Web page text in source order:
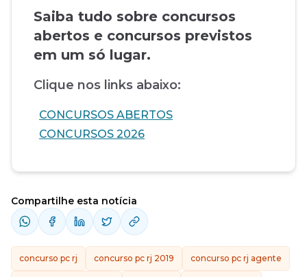
Saiba tudo sobre concursos
abertos e concursos previstos
em um só lugar.
Clique nos links abaixo:
CONCURSOS ABERTOS
CONCURSOS 2026
Compartilhe esta notícia
concurso pc rj concurso pc rj 2019 concurso pc rj agente